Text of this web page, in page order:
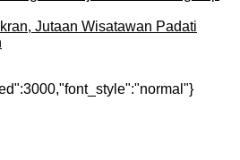
Jutaan Wisatawan Padati